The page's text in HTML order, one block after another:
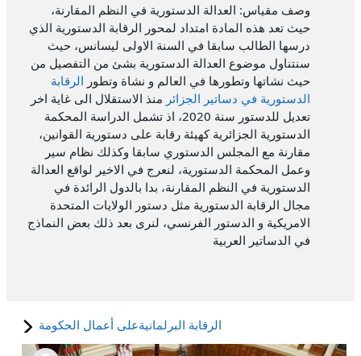
وصف مقياس: العدالة الدستورية في النظم المقارنة،
حيث تعد هذه المادة امتداد لمحور الرقابة الدستورية الذي
درسها الطالب سابقا في السنة الاولى ليسانس، حيث
سنتناول موضوع العدالة الدستورية بشئ من التفصيل من
حيث نشاتها وتطورها في العالم و نشاة وتطور الرقابة
الدستورية في دساتير الجزائر منذ الاستقلال الى غاية اخر
تعديل للدستور سنة 2020، اذ تشمل الدراسة المحكمة
الدستورية الجزائرية كهيئة رقابة على دستورية القوانين،
مقارنة مع المجلس الدستوري سابقا وكذلك نظام سير
وعمل المحكمة الدستورية، لنعرج في الاخير لواقع العدالة
الدستورية في النظم المقارنة، بدا بالدول الرائدة في
مجال الرقابة الدستورية مثل دستور الولايات المتحدة
الامريكية و الدستور الفرنسي، لنرى بعد ذلك بعض النماذج
في الدساتير العربية
الرقابة البرلمانيةعلى أعمال الحكومة